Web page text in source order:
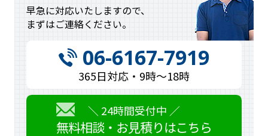
早急に対応いたしますので、
まずはご連絡ください。
06-6167-7919
365日対応・9時〜18時
＼ 24時間受付中 ／
無料相談・お見積りはこちら